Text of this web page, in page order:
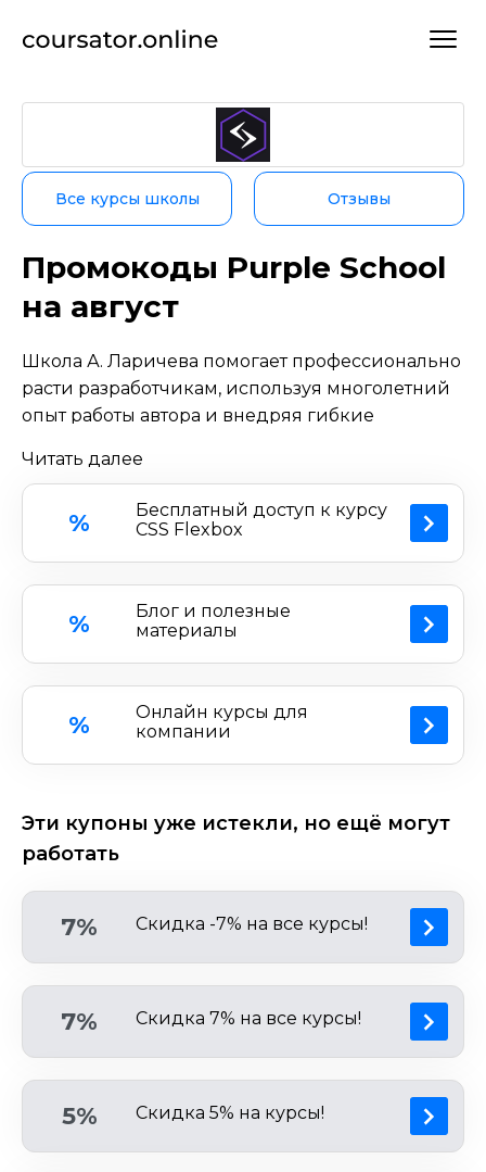
Все курсы школы Отзывы
Промокоды Purple School
на август
Школа А. Ларичева помогает профессионально
расти разработчикам, используя многолетний
опыт работы автора и внедряя гибкие
проходит онлайн, в формате видеолекций.
онлайн-школе вы сможете освоить следующие
языки программирования: Docker, Ansible, Java
Script, React, Next.js и другие. Если
скидку ,промокоды
Purple School
позволят
вам пройти обучение
минимальную сумму. или с приятными
бонусами
Читать далее
%
Бесплатный доступ к курсу
CSS Flexbox
%
Блог и полезные
материалы
%
Онлайн курсы для
компании
Эти купоны уже истекли, но ещё могут
работать
7% Скидка -7% на все курсы!
7% Скидка 7% на все курсы!
5% Скидка 5% на курсы!